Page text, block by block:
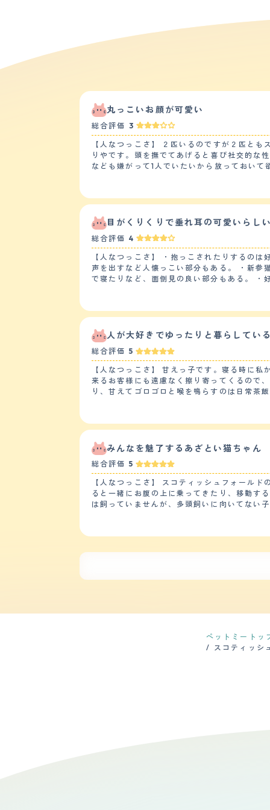
丸っこいお顔が可愛い
総合評価 3
【人なつっこさ】 ２匹いるのですが２匹と
りやです。頭を撫でてあげると喜び社交的な
なども嫌がって1人でいたいから放っておい
イレのしつけはあまり失敗はなく覚えました
ていますが抜け毛が多いです。毛がふわふわ
落ちます。ですので1日に何度も掃除をしな
固形のエサもミックスして与えるようにしてその子にあったブラン
ンションなので隣近所から苦情がくるのでは
りして 鳴かせないようにしています。 【総評】 ペットを迎い入れた事で家族の会話が増えました。いつも一緒に居るので家族が増えましたし家の雰囲気も明るく
なった気がします。２匹のニャンコが居ます
りしました。実際に一緒に暮らしてからも必
目がくりくりで垂れ耳の可愛いらし
総合評価 4
【人なつっこさ】 ・抱っこされたりするの
声を出すなど人懐っこい部分もある。 ・新参猫に対して、最初は警戒してちょっかいを出していたが、しばらくして心を開くと新参猫の体を舐めてあげたり、そば
で寝たりなど、面倒見の良い部分もある。 ・好奇心が旺盛で小さなことでも興味津々で駆け寄り様子を伺っている。おもちゃなどなどで戯れたりするのも好きであ
く、自分で覚えて行うことができた。 ・家の中で走り回っているのでそれが運動になっている。 ・太らないように食事の量を調整したり、太りづらいキャットフー
いなので限界があり、動物病院などで半年に
いように短く切っていただいている。 ・シャンプーなども嫌がるので、カットのタイミングで一緒にしてもらっている。ブラッシングは定期的に手が空いていると
きに自分でしている。 【鳴き声】 低くて落ち着いた鳴き声で、特に耳障りに感じることはない。泣く頻度については、特段多いわけでもなく、ご飯の時なども、大
きな声で鳴く訳でもなく可愛らしい甘えた声ですり寄りながら、鳴くのでとて
いお目目が印象的で、ペットショップで一目
す。 ・長毛種なので抜け毛の時期などは大変で、部屋や服が毛だらけになるので、お手入れなどを気にする方はよく考えた方が良いかもしれません。また、毛のカ
人が大好きでゆったりと暮らしてい
総合評価 5
【人なつっこさ】 甘えっ子です。寝る時に
来るお客様にも遠慮なく擦り寄ってくるので
り、甘えてゴロゴロと喉を鳴らすのは日常茶
ショップから初めて我が家にきた時から、お
が、換毛期にはすごい量の毛が抜けます。春
す。吐く時に苦しそうだし、掃除も大変なの
爪切りが嫌いな子なので、またたびで気をそらして、ささっと切るのが我が家流です
る？」と声をかけると、小さく甲高い声で
ニャ、ニャと呟くように鳴いたりします。 【総評】 スコティッシュフォールドはとても大柄になると言われていますが、我が家の猫は3キロですので小柄です。と
ても人懐こく愛嬌があります。家に来るお客
す。冬場は布団の中にいつしよに入りますが
みんなを魅了するあざとい猫ちゃん
総合評価 5
【人なつっこさ】 スコティッシュフォール
ると一緒にお腹の上に乗ってきたり、移動す
は飼っていませんが、多頭飼いに向いてない
に"しつけ"の訓練は必要ないと思いますが、
といったところです。目ヤニは出てる時に、
康的にも特に問題はないので、なんの心配もなく生活を送っています。 【鳴き声】 鳴き声はとても可愛
さ"でした。迎え入れに関しては、猫に携わ
ペットミートッ
スコティッシ